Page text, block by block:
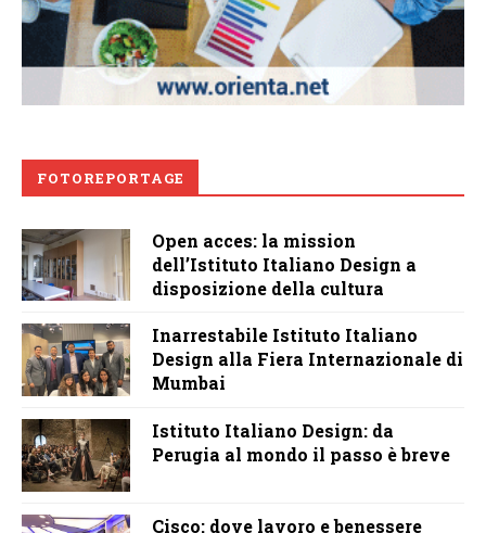
FOTOREPORTAGE
Open acces: la mission
dell’Istituto Italiano Design a
disposizione della cultura
Inarrestabile Istituto Italiano
Design alla Fiera Internazionale di
Mumbai
Istituto Italiano Design: da
Perugia al mondo il passo è breve
Cisco: dove lavoro e benessere